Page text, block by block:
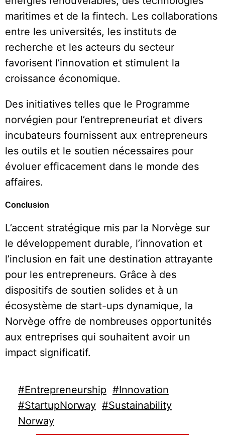
maritimes et de la fintech. Les collaborations
entre les universités, les instituts de
recherche et les acteurs du secteur
favorisent l’innovation et stimulent la
croissance économique.
Des initiatives telles que le Programme
norvégien pour l’entrepreneuriat et divers
incubateurs fournissent aux entrepreneurs
les outils et le soutien nécessaires pour
évoluer efficacement dans le monde des
affaires.
Conclusion
L’accent stratégique mis par la Norvège sur
le développement durable, l’innovation et
l’inclusion en fait une destination attrayante
pour les entrepreneurs. Grâce à des
dispositifs de soutien solides et à un
écosystème de start-ups dynamique, la
Norvège offre de nombreuses opportunités
aux entreprises qui souhaitent avoir un
impact significatif.
#Entrepreneurship #Innovation
#StartupNorway #Sustainability
Norway